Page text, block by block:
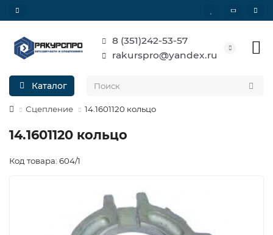
8 (351)242-53-57
rakurspro@yandex.ru
Каталог
Сцепление 14.1601120 кольцо
14.1601120 кольцо
Код товара: 604/1